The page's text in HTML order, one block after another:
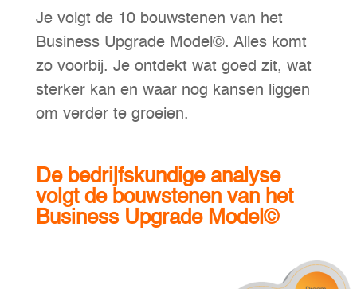
Je volgt de 10 bouwstenen van het
Business Upgrade Model©. Alles komt
zo voorbij. Je ontdekt wat goed zit, wat
sterker kan en waar nog kansen liggen
om verder te groeien.
De bedrijfskundige analyse
volgt de bouwstenen van het
Business Upgrade Model©